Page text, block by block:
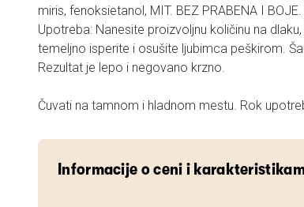
miris, fenoksietanol, MIT. BEZ PRABENA I
Upotreba: Nanesite proizvoljnu količinu na
temeljno isperite i osušite ljubimca peškirom.
Rezultat je lepo i negovano krzno.
Čuvati na tamnom i hladnom mestu. Rok
Informacije o ceni i